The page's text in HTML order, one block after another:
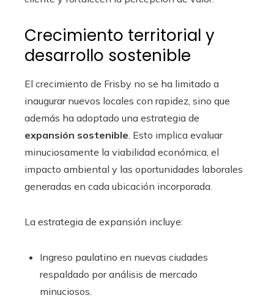
Crecimiento territorial y
desarrollo sostenible
El crecimiento de Frisby no se ha limitado a
inaugurar nuevos locales con rapidez, sino que
además ha adoptado una estrategia de
expansión sostenible . Esto implica evaluar
minuciosamente la viabilidad económica, el
impacto ambiental y las oportunidades laborales
generadas en cada ubicación incorporada.
La estrategia de expansión incluye:
Ingreso paulatino en nuevas ciudades
respaldado por análisis de mercado
minuciosos.